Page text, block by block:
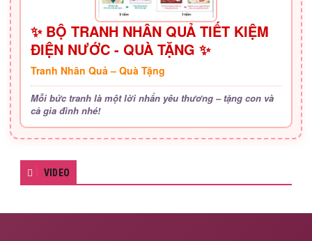
✨ BỘ TRANH NHÂN QUẢ TIẾT KIỆM
ĐIỆN NƯỚC - QUÀ TẶNG ✨
Tranh Nhân Quả – Quà Tặng
Mỗi bức tranh là một lời nhắn yêu thương – tặng con và
cả gia đình nhé!
VIDEO